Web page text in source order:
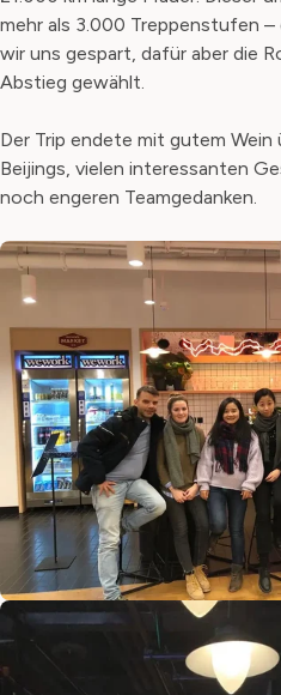
mehr als 3.000 Treppenstufen –
wir uns gespart, dafür aber die
Abstieg gewählt.
Der Trip endete mit gutem
Beijings, vielen interessanten
noch engeren Teamgedanken.